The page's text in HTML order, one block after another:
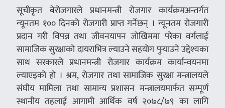
सूचीकृत बेरोजगारले प्रधानमन्त्री रोजगार कार्यक्रमअन्तर्गत
न्यूनतम १०० दिनको रोजगारी प्राप्त गर्नेछन् । न्यूनतम रोजगारी
प्रदान गरी विपन्न तथा जीवनयापन जोखिममा परेका वर्गलाई
सामाजिक सुरक्षाको दायराभित्र ल्याउने सहयोग पुर्‍याउने उद्देश्यका
साथ सरकारले प्रधानमन्त्री रोजगार कार्यक्रम कार्यान्वयनमा
ल्याएइको हो । श्रम, रोजगार तथा सामाजिक सुरक्षा मन्त्रालयले
संघीय मामिला तथा सामान्य प्रशासन मन्त्रालयमार्फत सम्पूर्ण
स्थानीय तहलाई आगामी आर्थिक वर्ष २०७८/७९ का लागि